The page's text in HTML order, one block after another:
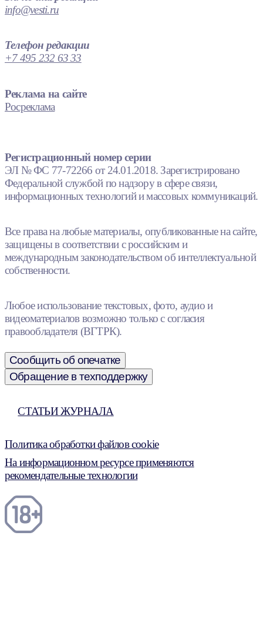
info@vesti.ru
Телефон редакции
+7 495 232 63 33
Реклама на сайте
Росреклама
Регистрационный номер серии
ЭЛ № ФС 77-72266 от 24.01.2018. Зарегистрировано
Федеральной службой по надзору в сфере связи,
информационных технологий и массовых коммуникаций.
Все права на любые материалы, опубликованные на сайте,
защищены в соответствии с российским и
международным законодательством об интеллектуальной
собственности.
Любое использование текстовых, фото, аудио и
видеоматериалов возможно только с согласия
правообладателя (ВГТРК).
Сообщить об опечатке
Обращение в техподдержку
СТАТЬИ ЖУРНАЛА
Политика обработки файлов cookie
На информационном ресурсе применяются
рекомендательные технологии